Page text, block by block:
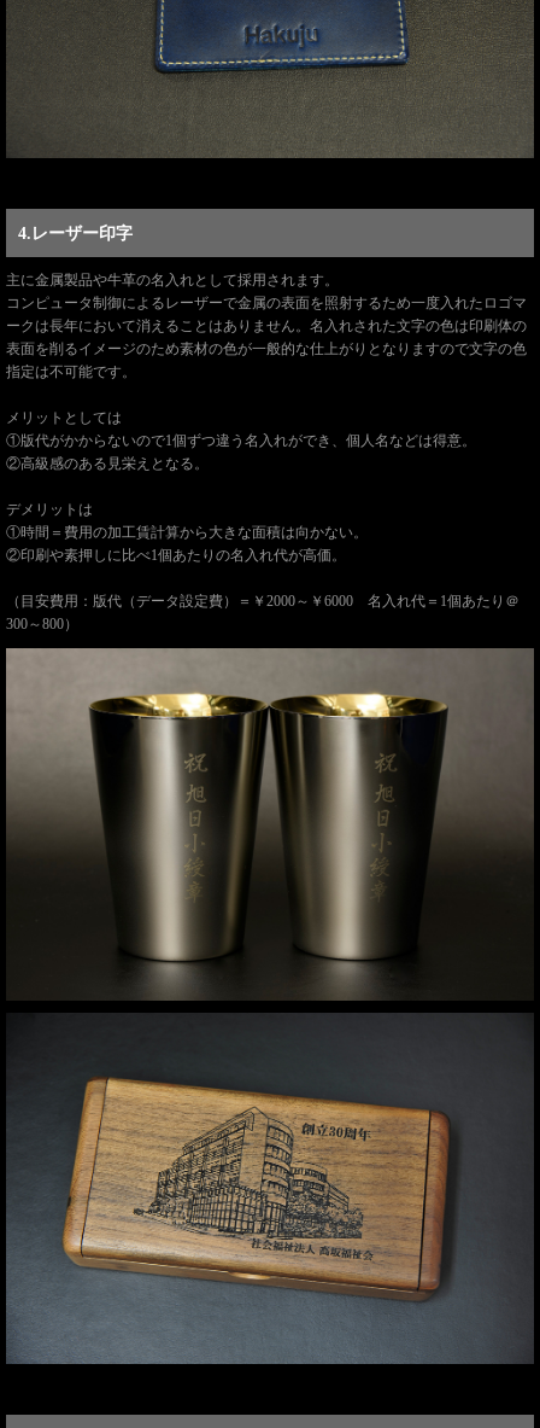
4.レーザー印字
主に金属製品や牛革の名入れとして採用されます。
コンピュータ制御によるレーザーで金属の表面を照射するため一度入れたロゴマ
ークは長年において消えることはありません。名入れされた文字の色は印刷体の
表面を削るイメージのため素材の色が一般的な仕上がりとなりますので文字の色
指定は不可能です。
メリットとしては
①版代がかからないので1個ずつ違う名入れができ、個人名などは得意。
②高級感のある見栄えとなる。
デメリットは
①時間＝費用の加工賃計算から大きな面積は向かない。
②印刷や素押しに比べ1個あたりの名入れ代が高価。
（目安費用：版代（データ設定費）＝￥2000～￥6000 名入れ代＝1個あたり＠
300～800）